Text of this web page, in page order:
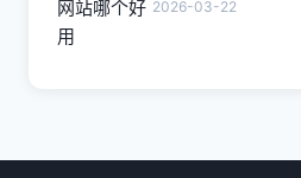
2026-03-22